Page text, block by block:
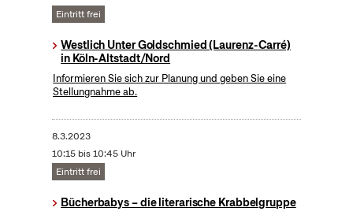
Eintritt frei
Westlich Unter Goldschmied (Laurenz-Carré)
in Köln-Altstadt/Nord
Informieren Sie sich zur Planung und geben Sie eine
Stellungnahme ab.
8.3.2023
10:15 bis 10:45 Uhr
Eintritt frei
Bücherbabys – die literarische Krabbelgruppe